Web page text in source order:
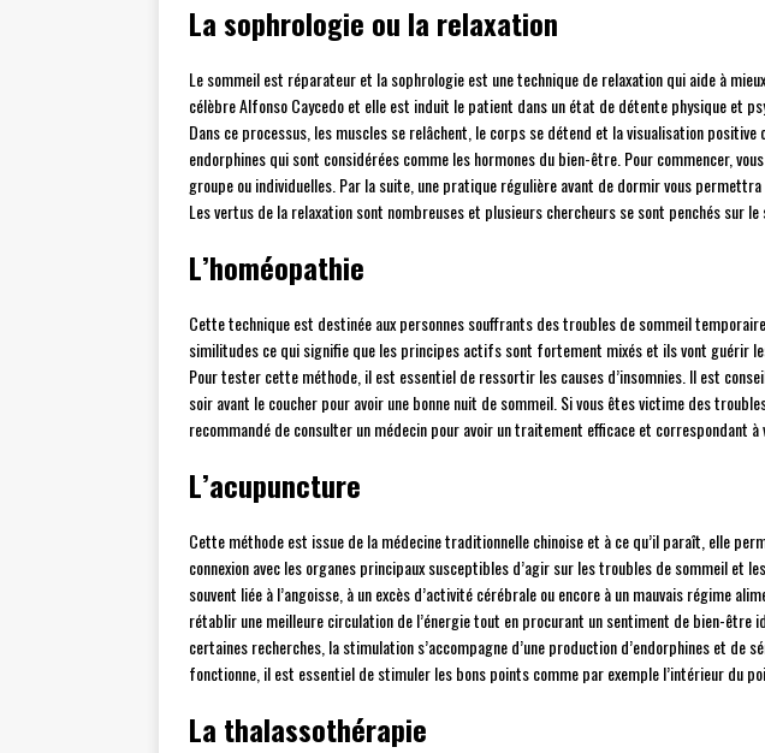
La sophrologie ou la relaxation
Le sommeil est réparateur et la sophrologie est une technique de relaxation qui aide à
célèbre Alfonso Caycedo et elle est induit le patient dans un état de détente physique et
Dans ce processus, les muscles se relâchent, le corps se détend et la visualisation
endorphines qui sont considérées comme les hormones du bien-être. Pour commencer,
groupe ou individuelles. Par la suite, une pratique régulière avant de dormir vous permettra
Les vertus de la relaxation sont nombreuses et plusieurs chercheurs se sont penchés sur le
L’homéopathie
Cette technique est destinée aux personnes souffrants des troubles de sommeil
similitudes ce qui signifie que les principes actifs sont fortement mixés et ils vont guérir
Pour tester cette méthode, il est essentiel de ressortir les causes d’insomnies. Il est
soir avant le coucher pour avoir une bonne nuit de sommeil. Si vous êtes victime des
recommandé de consulter un médecin pour avoir un traitement efficace et correspondant à
L’acupuncture
Cette méthode est issue de la médecine traditionnelle chinoise et à ce qu’il paraît, elle
connexion avec les organes principaux susceptibles d’agir sur les troubles de sommeil et
souvent liée à l’angoisse, à un excès d’activité cérébrale ou encore à un mauvais régime
rétablir une meilleure circulation de l’énergie tout en procurant un sentiment de bien-être
certaines recherches, la stimulation s’accompagne d’une production d’endorphines et de
fonctionne, il est essentiel de stimuler les bons points comme par exemple l’intérieur du
La thalassothérapie